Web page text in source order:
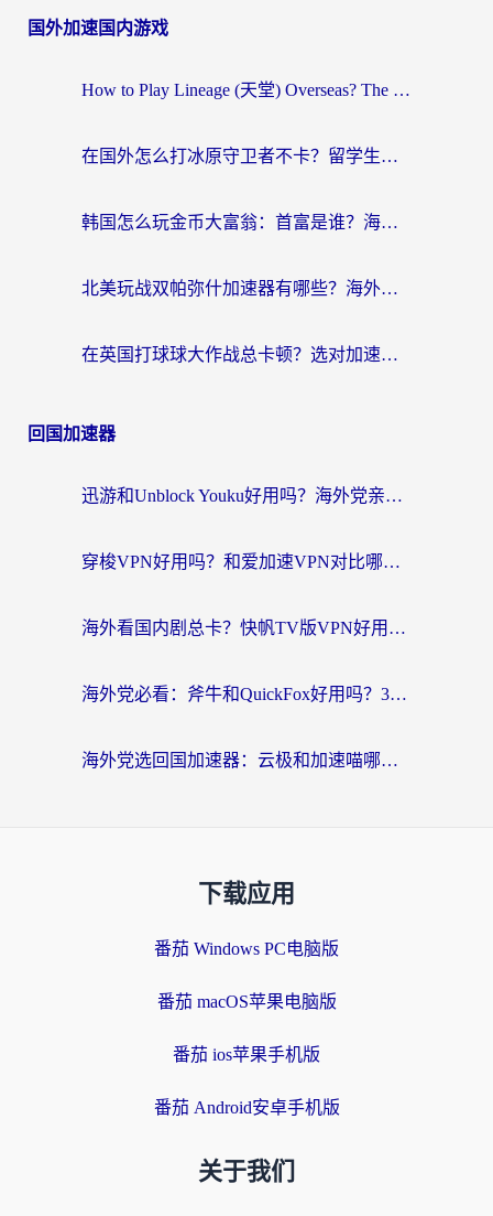
国外加速国内游戏
How to Play Lineage (天堂) Overseas? The Ultimate Guide to Choosing the Best Chinese Server Game Accelerator (在国外打天堂加速器)
在国外怎么打冰原守卫者不卡？留学生亲测的国服游戏加速指南
韩国怎么玩金币大富翁：首富是谁？海外党国服游戏加速全攻略
北美玩战双帕弥什加速器有哪些？海外党亲测好用的国服加速指南
在英国打球球大作战总卡顿？选对加速器让你告别延迟（附实测攻略）
回国加速器
迅游和Unblock Youku好用吗？海外党亲测：3个维度教你选对回国加速器
穿梭VPN好用吗？和爱加速VPN对比哪个回国效果更好？海外党必看的实用指南
海外看国内剧总卡？快帆TV版VPN好用吗？和海牛VPN对比哪个回国效果更好？
海外党必看：斧牛和QuickFox好用吗？3步选对回国加速器，无缝刷国内剧玩游戏
海外党选回国加速器：云极和加速喵哪个好？附3款热门工具实测对比
下载应用
番茄 Windows PC电脑版
番茄 macOS苹果电脑版
番茄 ios苹果手机版
番茄 Android安卓手机版
关于我们